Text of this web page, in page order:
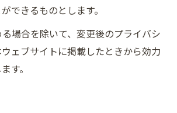
できるものとします。
場合を除いて、変更後のプライバシ
ェブサイトに掲載したときから効力
す。